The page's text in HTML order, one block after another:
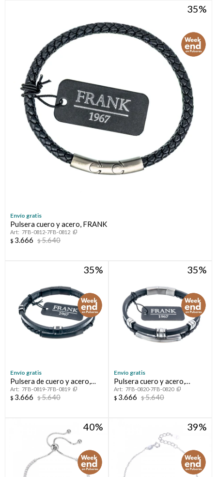
35
Envío gratis
Pulsera cuero y acero, FRANK
7FB-0812-7FB-0812
$ 3.666 $5.640
35
Envío gratis
Pulsera de cuero y acero,
FRANK7FB-0819-7FB-0819
$ 3.666 $5.640
35
Envío gratis
Pulsera cuero y acero,
FRANK7FB-0820-7FB-0820
$ 3.666 $5.640
40 39